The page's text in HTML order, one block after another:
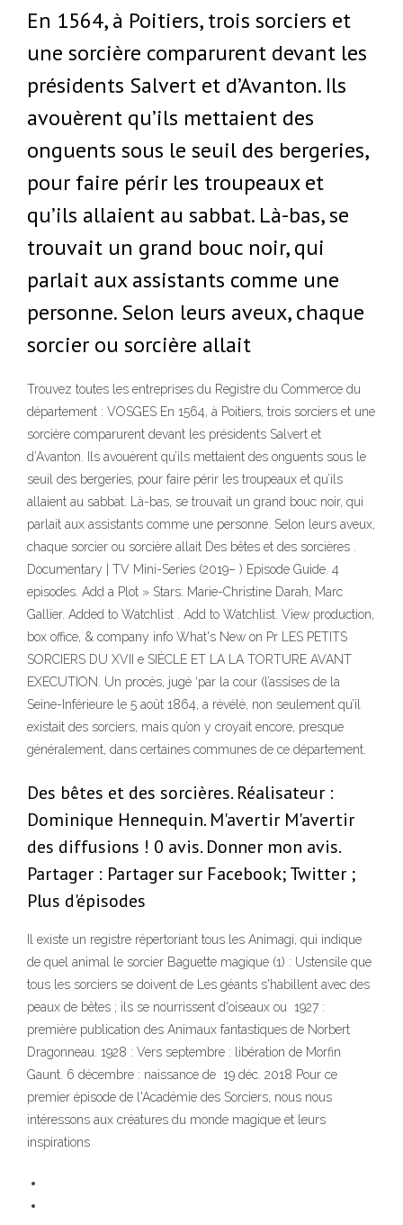
En 1564, à Poitiers, trois sorciers et
une sorcière comparurent devant les
présidents Salvert et d’Avanton. Ils
avouèrent qu’ils mettaient des
onguents sous le seuil des bergeries,
pour faire périr les troupeaux et
qu’ils allaient au sabbat. Là-bas, se
trouvait un grand bouc noir, qui
parlait aux assistants comme une
personne. Selon leurs aveux, chaque
sorcier ou sorcière allait
Trouvez toutes les entreprises du Registre du Commerce du
département : VOSGES En 1564, à Poitiers, trois sorciers et une
sorcière comparurent devant les présidents Salvert et
d’Avanton. Ils avouèrent qu’ils mettaient des onguents sous le
seuil des bergeries, pour faire périr les troupeaux et qu’ils
allaient au sabbat. Là-bas, se trouvait un grand bouc noir, qui
parlait aux assistants comme une personne. Selon leurs aveux,
chaque sorcier ou sorcière allait Des bêtes et des sorcières .
Documentary | TV Mini-Series (2019– ) Episode Guide. 4
episodes. Add a Plot » Stars: Marie-Christine Darah, Marc
Gallier. Added to Watchlist . Add to Watchlist. View production,
box office, & company info What's New on Pr LES PETITS
SORCIERS DU XVII e SIÈCLE ET LA LA TORTURE AVANT
EXECUTION. Un procès, jugé ‘par la cour (l’assises de la
Seine-Inférieure le 5 août 1864, a révélé, non seulement qu’il
existait des sorciers, mais qu’on y croyait encore, presque
généralement, dans certaines communes de ce département.
Des bêtes et des sorcières. Réalisateur :
Dominique Hennequin. M'avertir M'avertir
des diffusions ! 0 avis. Donner mon avis.
Partager : Partager sur Facebook; Twitter ;
Plus d'épisodes
Il existe un registre répertoriant tous les Animagi, qui indique
de quel animal le sorcier Baguette magique (1) : Ustensile que
tous les sorciers se doivent de Les géants s'habillent avec des
peaux de bêtes ; ils se nourrissent d'oiseaux ou 1927 :
première publication des Animaux fantastiques de Norbert
Dragonneau. 1928 : Vers septembre : libération de Morfin
Gaunt. 6 décembre : naissance de 19 déc. 2018 Pour ce
premier épisode de l'Académie des Sorciers, nous nous
intéressons aux créatures du monde magique et leurs
inspirations